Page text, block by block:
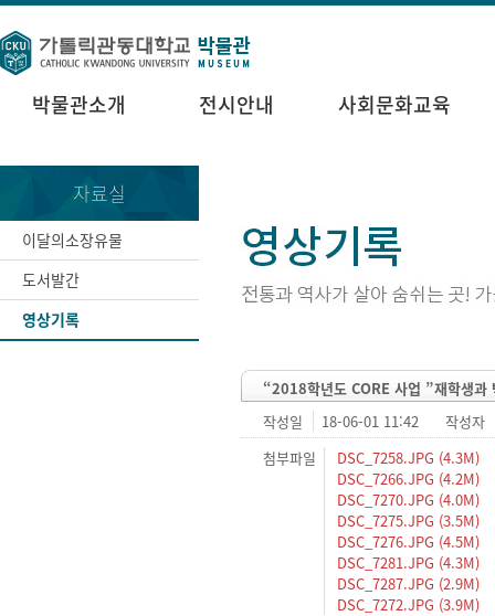
박물관소개 전시안내 사회문화교육
자료실
이달의소장유물
도서발간
영상기록
“2018학년도 CORE 사업 ”재학생과
작성일
18-06-01 11:42
작성자
첨부파일
DSC_7258.JPG (4.3M)
DSC_7266.JPG (4.2M)
DSC_7270.JPG (4.0M)
DSC_7275.JPG (3.5M)
DSC_7276.JPG (4.5M)
DSC_7281.JPG (4.3M)
DSC_7287.JPG (2.9M)
DSC_7272.JPG (3.9M)